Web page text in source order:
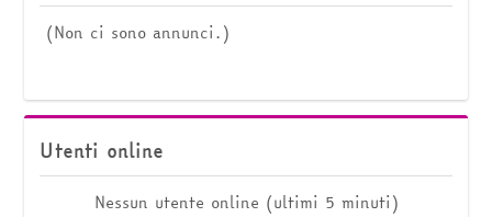
(Non ci sono annunci.)
Utenti online
Nessun utente online (ultimi 5 minuti)